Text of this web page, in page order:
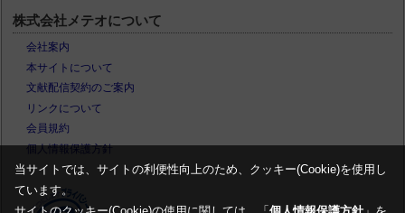
株式会社メテオについて
会社案内
本サイトについて
文献配信契約のご案内
リンクについて
会員規約
個人情報保護方針
当サイトでは、サイトの利便性向上のため、クッキー(Cookie)を使用し
ています。